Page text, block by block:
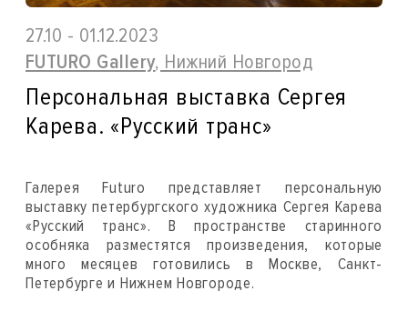
27.10 - 01.12.2023
FUTURO Gallery, Нижний Новгород
Персональная выставка Сергея
Карева. «Русский транс»
Галерея Futuro представляет персональную
выставку петербургского художника Сергея Карева
«Русский транс». В пространстве старинного
особняка разместятся произведения, которые
много месяцев готовились в Москве, Санкт-
Петербурге и Нижнем Новгороде.